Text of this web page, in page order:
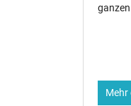
Mehr